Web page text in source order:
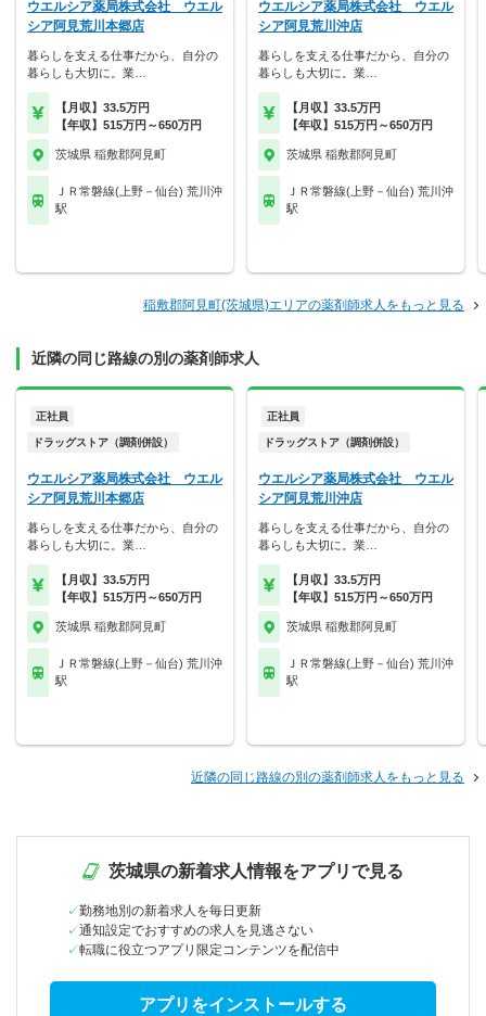
ウエルシア薬局株式会社 ウエル
シア阿見荒川本郷店
暮らしを支える仕事だから、自分の
暮らしも大切に。業…
【月収】33.5万円
【年収】515万円～650万円
茨城県 稲敷郡阿見町
ＪＲ常磐線(上野－仙台) 荒川沖
駅
ウエルシア薬局株式会社 ウエル
シア阿見荒川沖店
暮らしを支える仕事だから、自分の
暮らしも大切に。業…
【月収】33.5万円
【年収】515万円～650万円
茨城県 稲敷郡阿見町
ＪＲ常磐線(上野－仙台) 荒川沖
駅
稲敷郡阿見町(茨城県)エリアの薬剤師求人をもっと見る
近隣の同じ路線の別の薬剤師求人
正社員
ドラッグストア（調剤併設）
ウエルシア薬局株式会社 ウエル
シア阿見荒川本郷店
暮らしを支える仕事だから、自分の
暮らしも大切に。業…
【月収】33.5万円
【年収】515万円～650万円
茨城県 稲敷郡阿見町
ＪＲ常磐線(上野－仙台) 荒川沖
駅
正社員
ドラッグストア（調剤併設）
ウエルシア薬局株式会社 ウエル
シア阿見荒川沖店
暮らしを支える仕事だから、自分の
暮らしも大切に。業…
【月収】33.5万円
【年収】515万円～650万円
茨城県 稲敷郡阿見町
ＪＲ常磐線(上野－仙台) 荒川沖
駅
近隣の同じ路線の別の薬剤師求人をもっと見る
茨城県の新着求人情報をアプリで見る
勤務地別の新着求人を毎日更新
通知設定でおすすめの求人を見逃さない
転職に役立つアプリ限定コンテンツを配信中
アプリをインストールする